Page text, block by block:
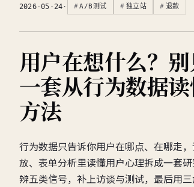
2026-05-24 · A/B测试 独立站 退款
用户在想什么？别
一套从行为数据
方法
行为数据只告诉你用户在哪点、在哪走
放、表单分析里读懂用户心理拆成一套
辨五类信号，补上访谈与测试，最后用